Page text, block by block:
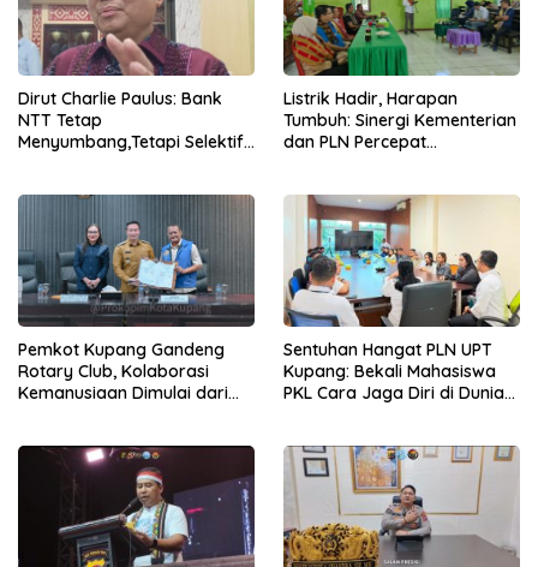
Dirut Charlie Paulus: Bank
NTT Tetap
Menyumbang,Tetapi Selektif
Listrik Hadir, Harapan
Tumbuh: Sinergi Kementerian
dan PLN Percepat
Pemkot Kupang Gandeng
Rotary Club, Kolaborasi
Kemanusiaan Dimulai dari
Sentuhan Hangat PLN UPT
Kupang: Bekali Mahasiswa
PKL Cara Jaga Diri di Dunia